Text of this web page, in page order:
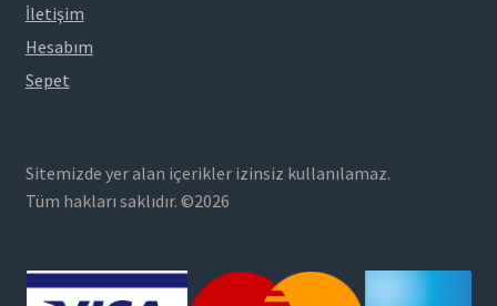
İletişim
Hesabım
Sepet
Sitemizde yer alan içerikler izinsiz kullanılamaz.
Tüm hakları saklıdır. ©2026